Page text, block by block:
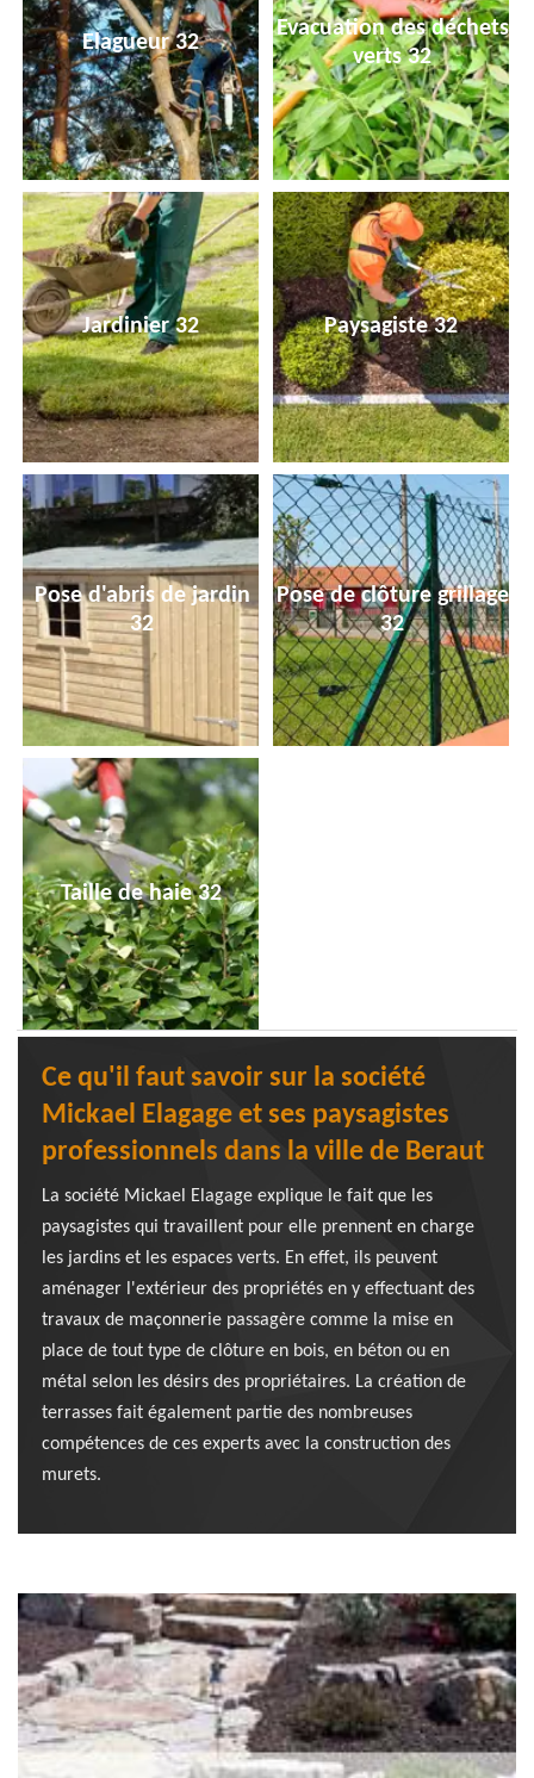
Elagueur 32
Evacuation des déchets
verts 32
Jardinier 32 Paysagiste 32
Pose d'abris de jardin
32
Pose de clôture grillage
32
Taille de haie 32
Ce qu'il faut savoir sur la société
Mickael Elagage et ses paysagistes
professionnels dans la ville de Beraut
La société Mickael Elagage explique le fait que les
paysagistes qui travaillent pour elle prennent en charge
les jardins et les espaces verts. En effet, ils peuvent
aménager l'extérieur des propriétés en y effectuant des
travaux de maçonnerie passagère comme la mise en
place de tout type de clôture en bois, en béton ou en
métal selon les désirs des propriétaires. La création de
terrasses fait également partie des nombreuses
compétences de ces experts avec la construction des
murets.